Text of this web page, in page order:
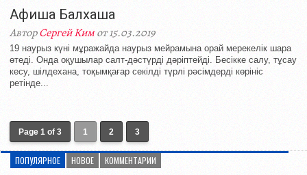
Афиша Балхаша
АвторСергей Кимот 15.03.2019
19 наурыз күні мұражайда наурыз мейрамына орай мерекелік шара
өтеді. Онда оқушылар салт-дәстүрді дәріптейді. Бесікке салу, тұсау
кесу, шілдехана, тоқымқағар секілді түрлі рәсімдерді көрініс
ретінде...
Page 1 of 3 1 2 3
ПОПУЛЯРНОЕ НОВОЕ КОММЕНТАРИИ